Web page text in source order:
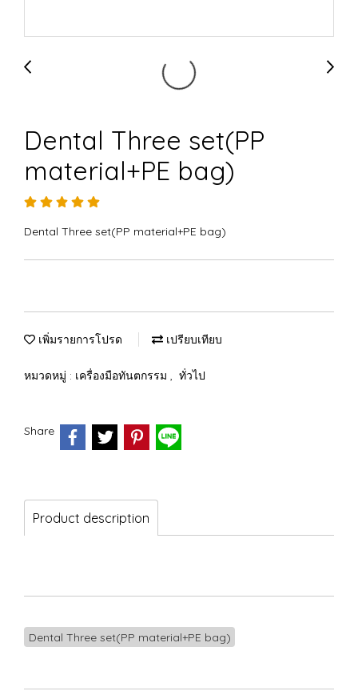
Dental Three set(PP
material+PE bag)
Dental Three set(PP material+PE bag)
เพิ่มรายการโปรด เปรียบเทียบ
หมวดหมู่ : เครื่องมือทันตกรรม , ทั่วไป
Share
Product description
Dental Three set(PP material+PE bag)